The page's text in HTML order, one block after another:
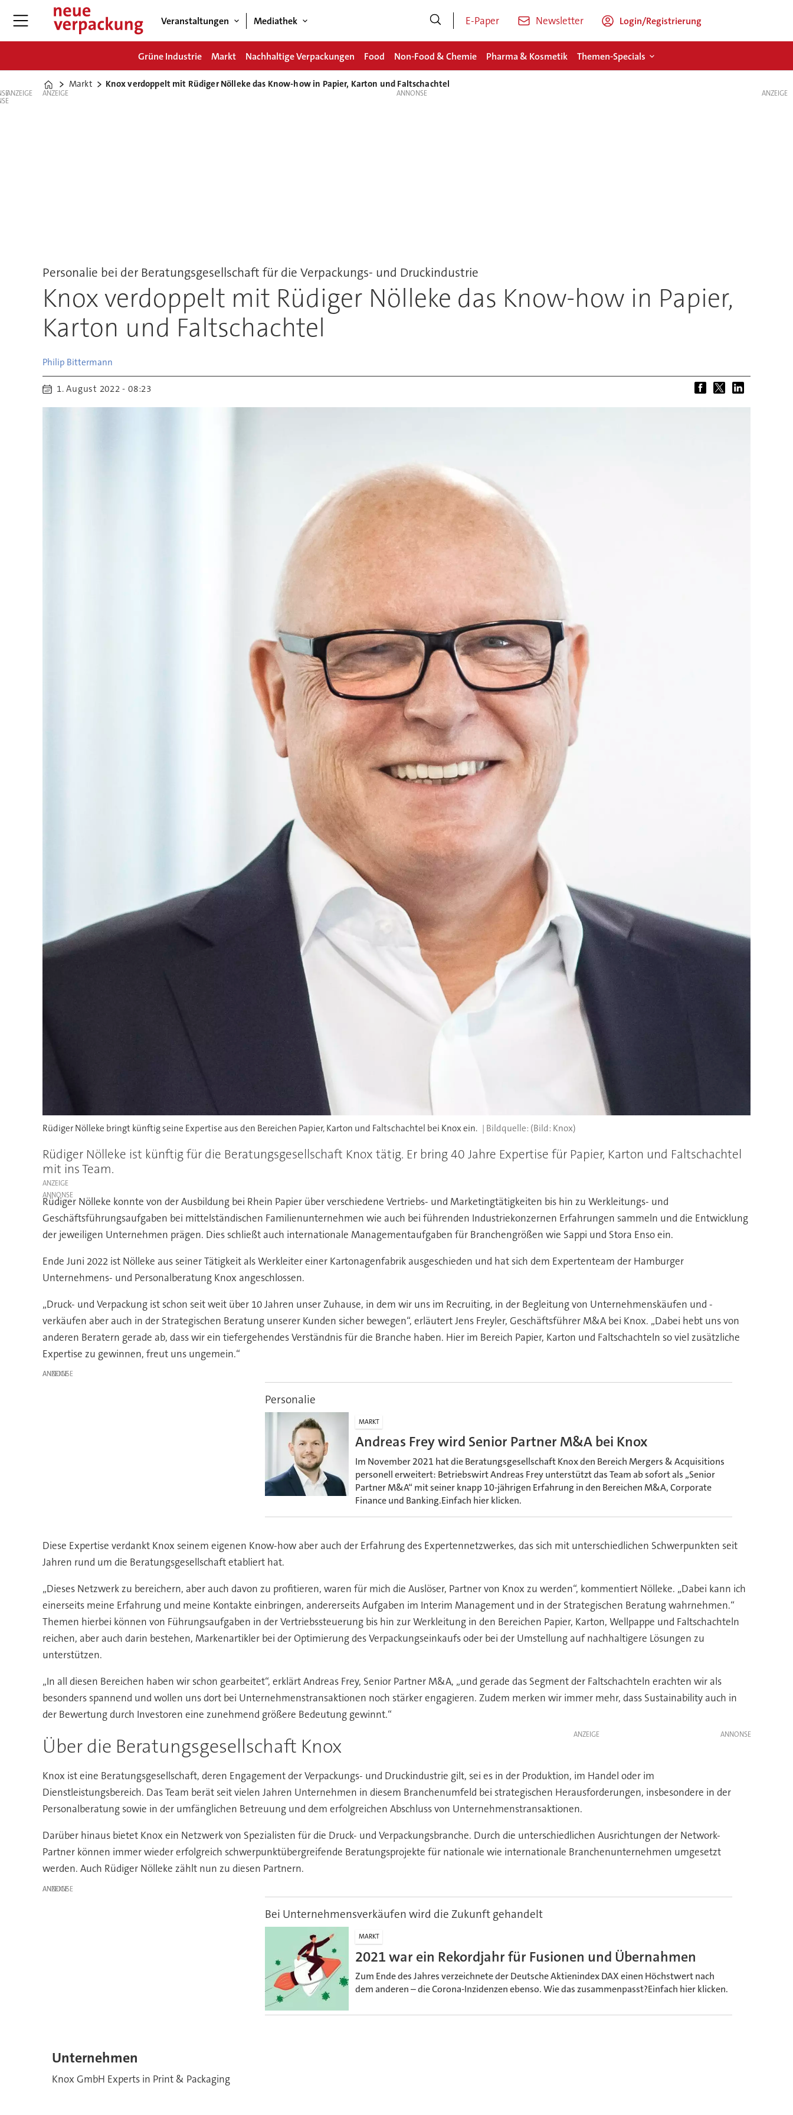
Veranstaltungen Mediathek E-Paper Newsletter Login/Registrierung
Grüne Industrie Markt Nachhaltige Verpackungen Food Non-Food & Chemie Pharma & Kosmetik Themen-Specials
Home
Markt Knox verdoppelt mit Rüdiger Nölleke das Know-how in Papier, Karton und Faltschachtel
ANZEIGE ANZEIGE
Personalie bei der Beratungsgesellschaft für die Verpackungs- und Druckindustrie
Knox verdoppelt mit Rüdiger Nölleke das Know-how in Papier,
Karton und Faltschachtel
Philip Bittermann
1. August 2022 - 08:23
Rüdiger Nölleke bringt künftig seine Expertise aus den Bereichen Papier, Karton und Faltschachtel bei Knox ein. (Bild: Knox)
Rüdiger Nölleke ist künftig für die Beratungsgesellschaft Knox tätig. Er bring 40 Jahre Expertise für Papier, Karton und Faltschachtel
mit ins Team.
ANZEIGE
Rüdiger Nölleke konnte von der Ausbildung bei Rhein Papier über verschiedene Vertriebs- und Marketingtätigkeiten bis hin zu Werkleitungs- und
Geschäftsführungsaufgaben bei mittelständischen Familienunternehmen wie auch bei führenden Industriekonzernen Erfahrungen sammeln und die Entwicklung
der jeweiligen Unternehmen prägen. Dies schließt auch internationale Managementaufgaben für Branchengrößen wie Sappi und Stora Enso ein.
Ende Juni 2022 ist Nölleke aus seiner Tätigkeit als Werkleiter einer Kartonagenfabrik ausgeschieden und hat sich dem Expertenteam der Hamburger
Unternehmens- und Personalberatung Knox angeschlossen.
„Druck- und Verpackung ist schon seit weit über 10 Jahren unser Zuhause, in dem wir uns im Recruiting, in der Begleitung von Unternehmenskäufen und -
verkäufen aber auch in der Strategischen Beratung unserer Kunden sicher bewegen“, erläutert Jens Freyler, Geschäftsführer M&A bei Knox. „Dabei hebt uns von
anderen Beratern gerade ab, dass wir ein tiefergehendes Verständnis für die Branche haben. Hier im Bereich Papier, Karton und Faltschachteln so viel zusätzliche
Expertise zu gewinnen, freut uns ungemein.“
ANZEIGE
Personalie
MARKT
Andreas Frey wird Senior Partner M&A bei Knox
Im November 2021 hat die Beratungsgesellschaft Knox den Bereich Mergers & Acquisitions
personell erweitert: Betriebswirt Andreas Frey unterstützt das Team ab sofort als „Senior
Partner M&A“ mit seiner knapp 10-jährigen Erfahrung in den Bereichen M&A, Corporate
Finance und Banking.Einfach hier klicken.
Diese Expertise verdankt Knox seinem eigenen Know-how aber auch der Erfahrung des Expertennetzwerkes, das sich mit unterschiedlichen Schwerpunkten seit
Jahren rund um die Beratungsgesellschaft etabliert hat.
„Dieses Netzwerk zu bereichern, aber auch davon zu profitieren, waren für mich die Auslöser, Partner von Knox zu werden“, kommentiert Nölleke. „Dabei kann ich
einerseits meine Erfahrung und meine Kontakte einbringen, andererseits Aufgaben im Interim Management und in der Strategischen Beratung wahrnehmen.“
Themen hierbei können von Führungsaufgaben in der Vertriebssteuerung bis hin zur Werkleitung in den Bereichen Papier, Karton, Wellpappe und Faltschachteln
reichen, aber auch darin bestehen, Markenartikler bei der Optimierung des Verpackungseinkaufs oder bei der Umstellung auf nachhaltigere Lösungen zu
unterstützen.
„In all diesen Bereichen haben wir schon gearbeitet“, erklärt Andreas Frey, Senior Partner M&A, „und gerade das Segment der Faltschachteln erachten wir als
besonders spannend und wollen uns dort bei Unternehmenstransaktionen noch stärker engagieren. Zudem merken wir immer mehr, dass Sustainability auch in
der Bewertung durch Investoren eine zunehmend größere Bedeutung gewinnt.“
ANZEIGE
Über die Beratungsgesellschaft Knox
Knox ist eine Beratungsgesellschaft, deren Engagement der Verpackungs- und Druckindustrie gilt, sei es in der Produktion, im Handel oder im
Dienstleistungsbereich. Das Team berät seit vielen Jahren Unternehmen in diesem Branchenumfeld bei strategischen Herausforderungen, insbesondere in der
Personalberatung sowie in der umfänglichen Betreuung und dem erfolgreichen Abschluss von Unternehmenstransaktionen.
Darüber hinaus bietet Knox ein Netzwerk von Spezialisten für die Druck- und Verpackungsbranche. Durch die unterschiedlichen Ausrichtungen der Network-
Partner können immer wieder erfolgreich schwerpunktübergreifende Beratungsprojekte für nationale wie internationale Branchenunternehmen umgesetzt
werden. Auch Rüdiger Nölleke zählt nun zu diesen Partnern.
ANZEIGE
Bei Unternehmensverkäufen wird die Zukunft gehandelt
MARKT
2021 war ein Rekordjahr für Fusionen und Übernahmen
Zum Ende des Jahres verzeichnete der Deutsche Aktienindex DAX einen Höchstwert nach
dem anderen – die Corona-Inzidenzen ebenso. Wie das zusammenpasst?Einfach hier klicken.
Unternehmen
Knox GmbH Experts in Print & Packaging
ANZEIGE